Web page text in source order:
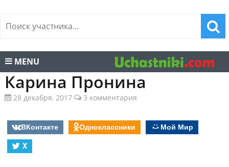
MENU
Карина Пронина
28 декабря, 2017 3 комментария
ВКонтакте Одноклассники
Мой Мир
X